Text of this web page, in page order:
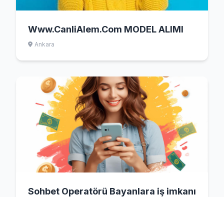
Www.CanliAlem.Com MODEL ALIMI
Ankara
Sohbet Operatörü Bayanlara iş imkanı